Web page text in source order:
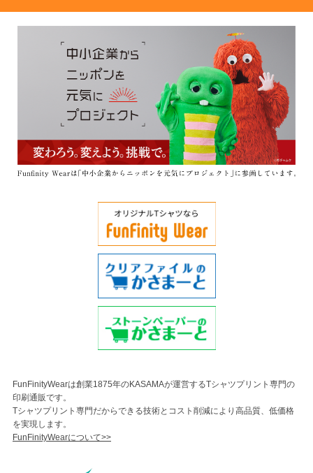
FunFinityWearは創業1875年のKASAMAが運営するTシャツプリント専門の
印刷通販です。
Tシャツプリント専門だからできる技術とコスト削減により高品質、低価格
を実現します。
FunFinityWearについて>>